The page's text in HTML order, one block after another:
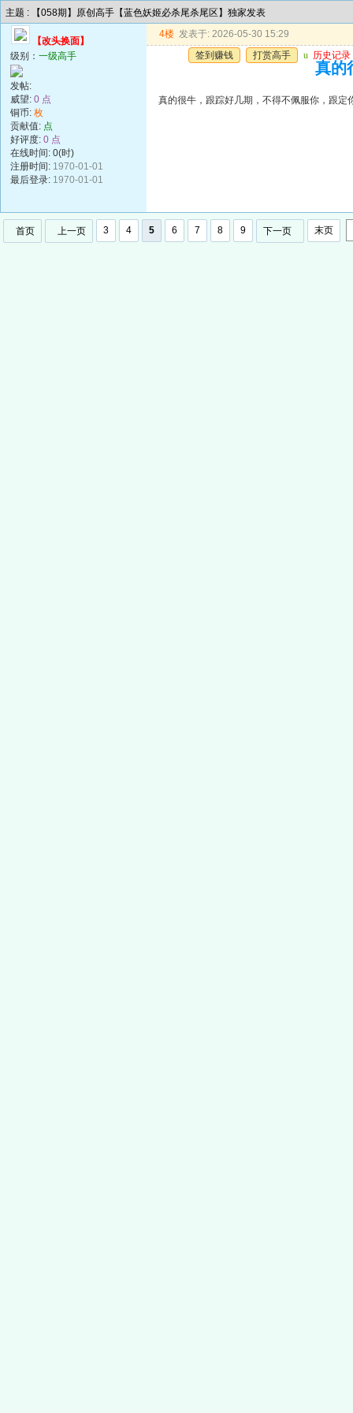
主题 : 【058期】原创高手【蓝色妖姬必杀尾杀尾区】独家发表
【改头换面】
级别： 一级高手
发帖:
威望: 0 点
铜币: 枚
贡献值: 点
好评度: 0 点
在线时间: 0(时)
注册时间: 1970-01-01
最后登录: 1970-01-01
4楼 发表于: 2026-05-30 15:29
签到赚钱
打赏高手 u 历史记录
真的
真的很牛，跟踪好几期，不得不佩服你，跟定
首页 上一页 3 4 5 6 7 8 9 下一页 末页